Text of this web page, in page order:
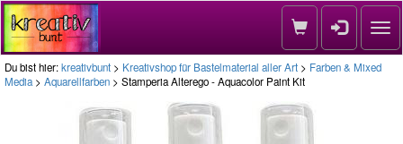
Du bist hier:kreativbunt > Kreativshop für Bastelmaterial aller Art > Farben & Mixed
Media > Aquarellfarben > Stamperia Alterego - Aquacolor Paint Kit